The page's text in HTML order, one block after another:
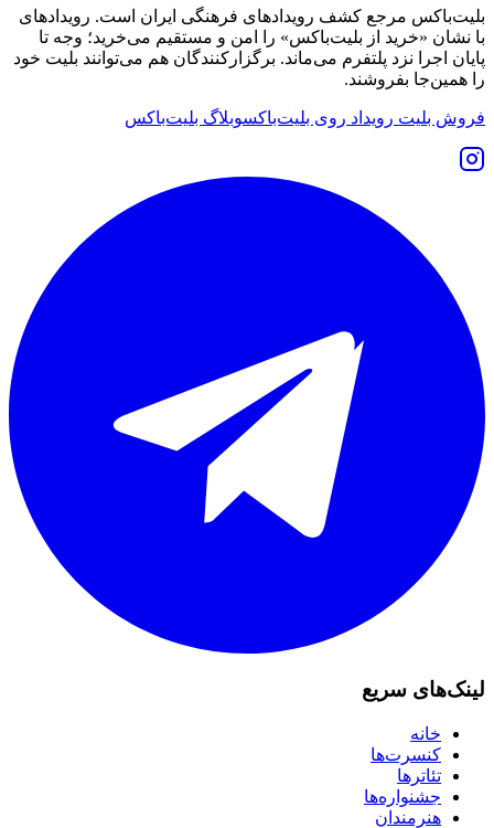
بلیت‌باکس مرجع کشف رویدادهای فرهنگی ایران است. رویدادهای
با نشان «خرید از بلیت‌باکس» را امن و مستقیم می‌خرید؛ وجه تا
پایان اجرا نزد پلتفرم می‌ماند. برگزارکنندگان هم می‌توانند بلیت خود
را همین‌جا بفروشند.
فروش بلیت رویداد روی بلیت‌باکسوبلاگ بلیت‌باکس
لینک‌های سریع
خانه
کنسرت‌ها
تئاترها
جشنواره‌ها
هنرمندان